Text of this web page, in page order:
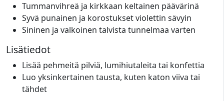
Tummanvihreä ja kirkkaan keltainen päävärinä
Syvä punainen ja korostukset violettin sävyin
Sininen ja valkoinen talvista tunnelmaa varten
Lisätiedot
Lisää pehmeitä pilviä, lumihiutaleita tai konfettia
Luo yksinkertainen tausta, kuten katon viiva tai
tähdet